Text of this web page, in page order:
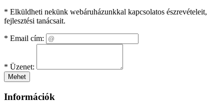
* Elküldheti nekünk webáruházunkkal kapcsolatos észrevételeit,
fejlesztési tanácsait.
* Email cím:
* Üzenet:
Mehet
Információk